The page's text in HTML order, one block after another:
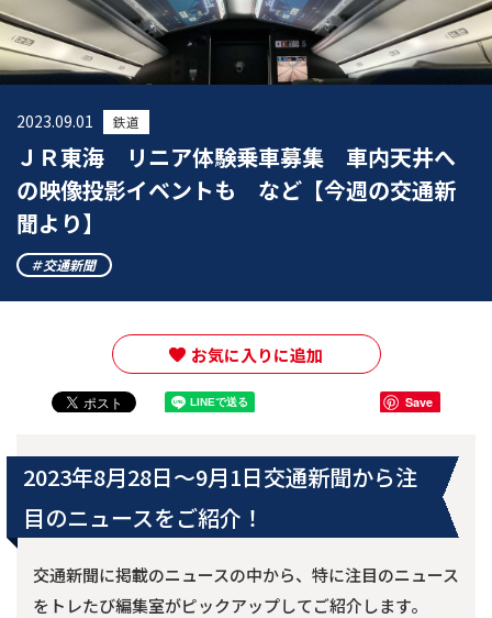
2023.09.01 鉄道
ＪＲ東海 リニア体験乗車募集 車内天井へ
の映像投影イベントも など【今週の交通新
聞より】
交通新聞
お気に入りに追加
Save
2023年8月28日～9月1日交通新聞から注
目のニュースをご紹介！
交通新聞に掲載のニュースの中から、特に注目のニュース
をトレたび編集室がピックアップしてご紹介します。